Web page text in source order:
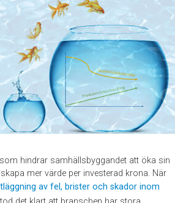
hindrar samhällsbyggandet att öka sin
mer värde per investerad krona. När
av fel, brister och skador inom